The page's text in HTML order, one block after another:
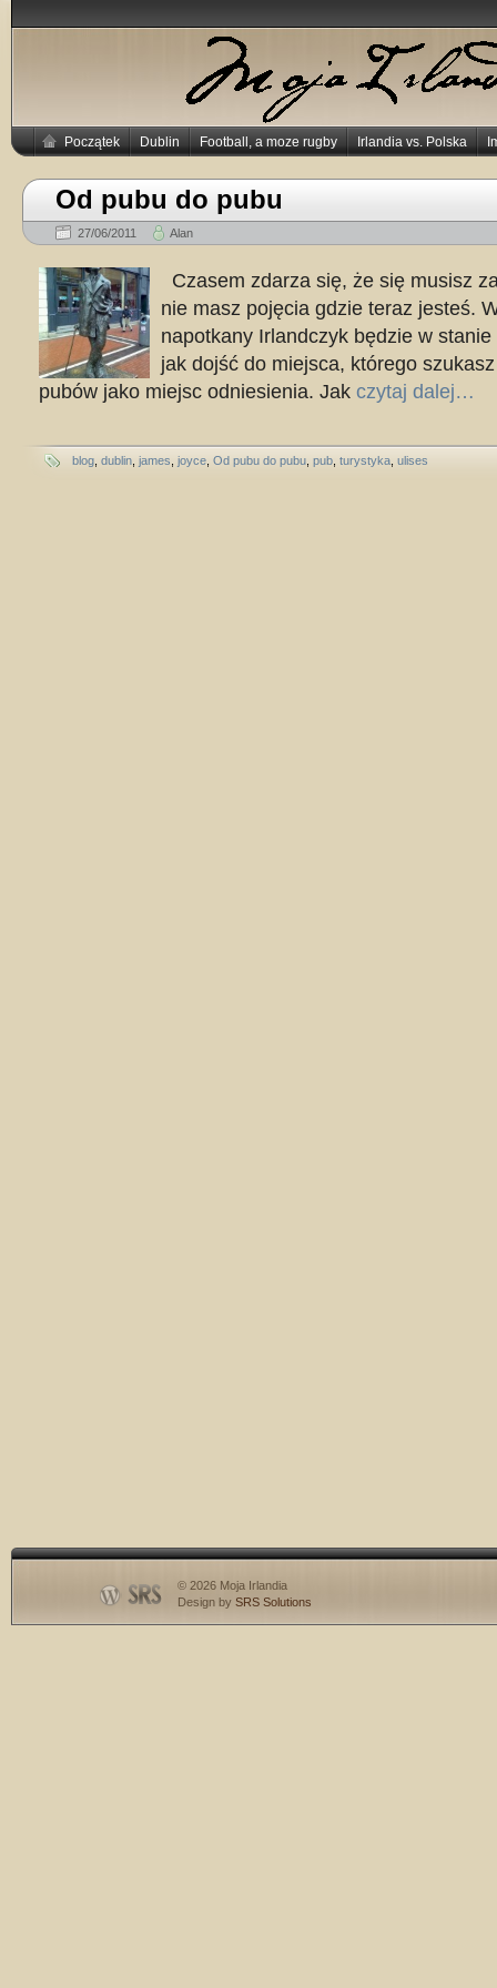
Początek Dublin Football, a moze rugby Irlandia vs. Polska
Od pubu do pubu
27/06/2011 Alan
Czasem zdarza się, że się musisz
nie masz pojęcia gdzie teraz jesteś.
napotkany Irlandczyk będzie w stanie
jak dojść do miejsca, którego
pubów jako miejsc odniesienia. Jak czytaj dalej…
blog dublin james joyce Od pubu do pubu pub turystyka ulises
© 2026 Moja Irlandia
Design by SRS Solutions